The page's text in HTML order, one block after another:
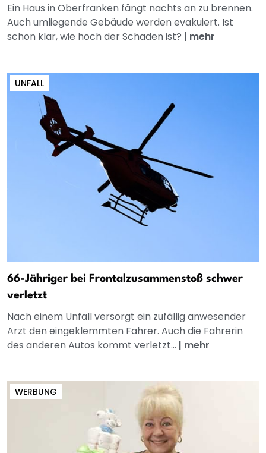
Ein Haus in Oberfranken fängt nachts an zu brennen.
Auch umliegende Gebäude werden evakuiert. Ist
schon klar, wie hoch der Schaden ist? | mehr
UNFALL
66-Jähriger bei Frontalzusammenstoß schwer
verletzt
Nach einem Unfall versorgt ein zufällig anwesender
Arzt den eingeklemmten Fahrer. Auch die Fahrerin
des anderen Autos kommt verletzt... | mehr
WERBUNG